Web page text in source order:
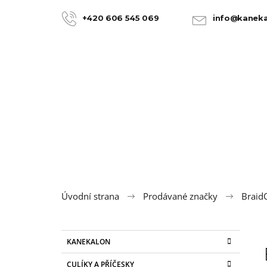
+420 606 545 069
Úvodní strana Prodávané značky
kategorie
K
t
KANEKALON
CULÍKY A PŘÍČESKY
100% JUMBO BRAID KANEKALON 22